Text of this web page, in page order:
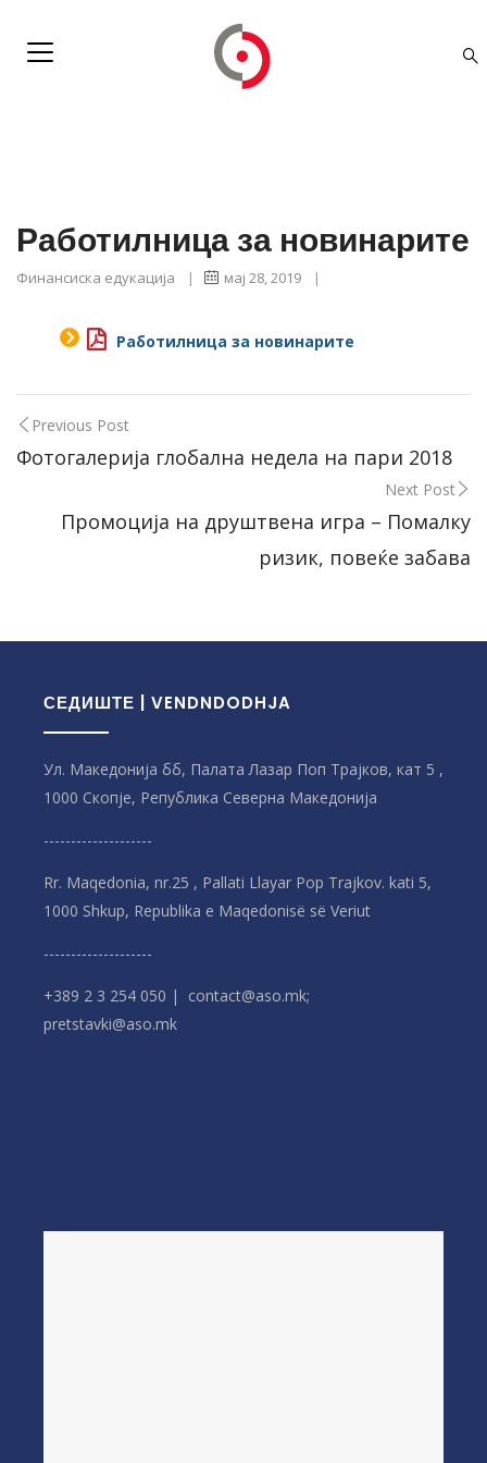
Работилница за новинарите
Финансиска едукација | мај 28, 2019 |
Работилница за новинарите
Previous Post
Фотогалерија глобална недела на пари 2018
Next Post
Промоција на друштвена игра – Помалку
ризик, повеќе забава
СЕДИШТЕ | VENDNDODHJA
Ул. Македонија бб, Палата Лазар Поп Трајков, кат 5 ,
1000 Скопје, Република Северна Македонијa
--------------------
Rr. Maqedonia, nr.25 , Pallati Llayar Pop Trajkov. kati 5,
1000 Shkup, Republika e Maqedonisë së Veriut
--------------------
+389 2 3 254 050 | contact@aso.mk;
pretstavki@aso.mk